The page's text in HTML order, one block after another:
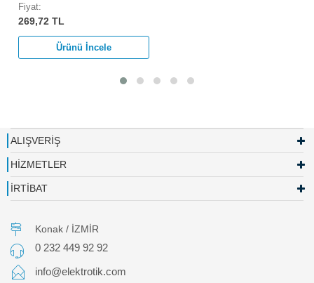
Fiyat:
269,72 TL
Ürünü İncele
ALIŞVERİŞ
HİZMETLER
İRTİBAT
Konak / İZMİR
0 232 449 92 92
info@elektrotik.com